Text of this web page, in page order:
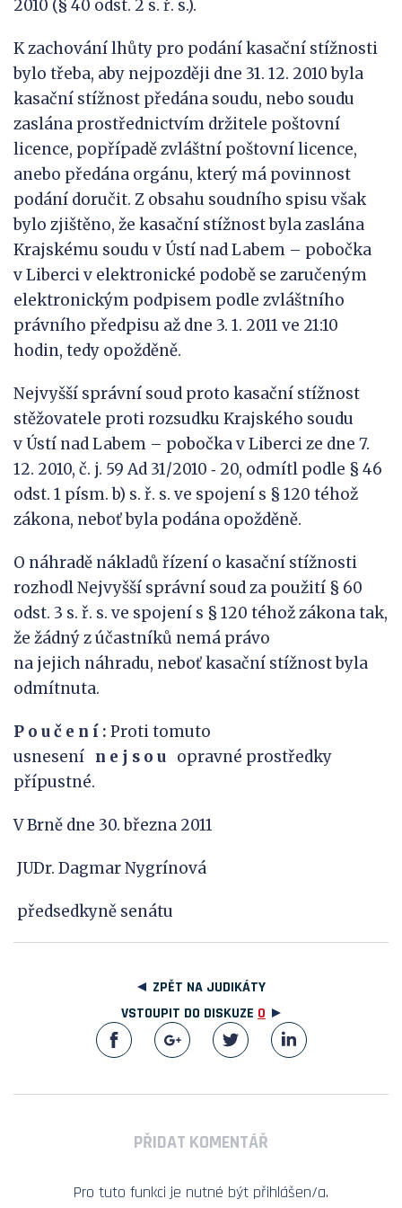
2010 (§ 40 odst. 2 s. ř. s.).
K zachování lhůty pro podání kasační stížnosti
bylo třeba, aby nejpozději dne 31. 12. 2010 byla
kasační stížnost předána soudu, nebo soudu
zaslána prostřednictvím držitele poštovní
licence, popřípadě zvláštní poštovní licence,
anebo předána orgánu, který má povinnost
podání doručit. Z obsahu soudního spisu však
bylo zjištěno, že kasační stížnost byla zaslána
Krajskému soudu v Ústí nad Labem – pobočka
v Liberci v elektronické podobě se zaručeným
elektronickým podpisem podle zvláštního
právního předpisu až dne 3. 1. 2011 ve 21:10
hodin, tedy opožděně.
Nejvyšší správní soud proto kasační stížnost
stěžovatele proti rozsudku Krajského soudu
v Ústí nad Labem – pobočka v Liberci ze dne 7.
12. 2010, č. j. 59 Ad 31/2010 ‑ 20, odmítl podle § 46
odst. 1 písm. b) s. ř. s. ve spojení s § 120 téhož
zákona, neboť byla podána opožděně.
O náhradě nákladů řízení o kasační stížnosti
rozhodl Nejvyšší správní soud za použití § 60
odst. 3 s. ř. s. ve spojení s § 120 téhož zákona tak,
že žádný z účastníků nemá právo
na jejich náhradu, neboť kasační stížnost byla
odmítnuta.
P o u č e n í : Proti tomuto
usnesení n e j s o u opravné prostředky
přípustné.
V Brně dne 30. března 2011
JUDr. Dagmar Nygrínová
předsedkyně senátu
ZPĚT NA JUDIKÁTY
VSTOUPIT DO DISKUZE 0
PŘIDAT KOMENTÁŘ
Pro tuto funkci je nutné být přihlášen/a.